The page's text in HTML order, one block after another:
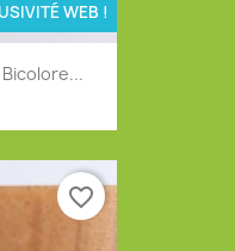
WEB !
favorite_border